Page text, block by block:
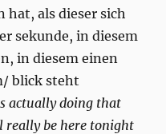
hat, als dieser sich
sekunde, in diesem
in diesem einen
blick steht
actually doing that
really be here tonight